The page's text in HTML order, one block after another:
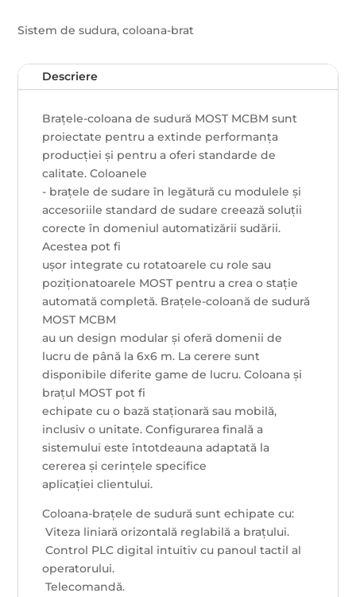
Sistem de sudura, coloana-brat
Descriere
Brațele-coloana de sudură MOST MCBM sunt
proiectate pentru a extinde performanța
producției și pentru a oferi standarde de
calitate. Coloanele
- brațele de sudare în legătură cu modulele și
accesoriile standard de sudare creează soluții
corecte în domeniul automatizării sudării.
Acestea pot fi
ușor integrate cu rotatoarele cu role sau
poziționatoarele MOST pentru a crea o stație
automată completă. Brațele-coloană de sudură
MOST MCBM
au un design modular și oferă domenii de
lucru de până la 6x6 m. La cerere sunt
disponibile diferite game de lucru. Coloana și
brațul MOST pot fi
echipate cu o bază staționară sau mobilă,
inclusiv o unitate. Configurarea finală a
sistemului este întotdeauna adaptată la
cererea și cerințele specifice
aplicației clientului.
Coloana-brațele de sudură sunt echipate cu:
 Viteza liniară orizontală reglabilă a brațului.
 Control PLC digital intuitiv cu panoul tactil al
operatorului.
 Telecomandă.